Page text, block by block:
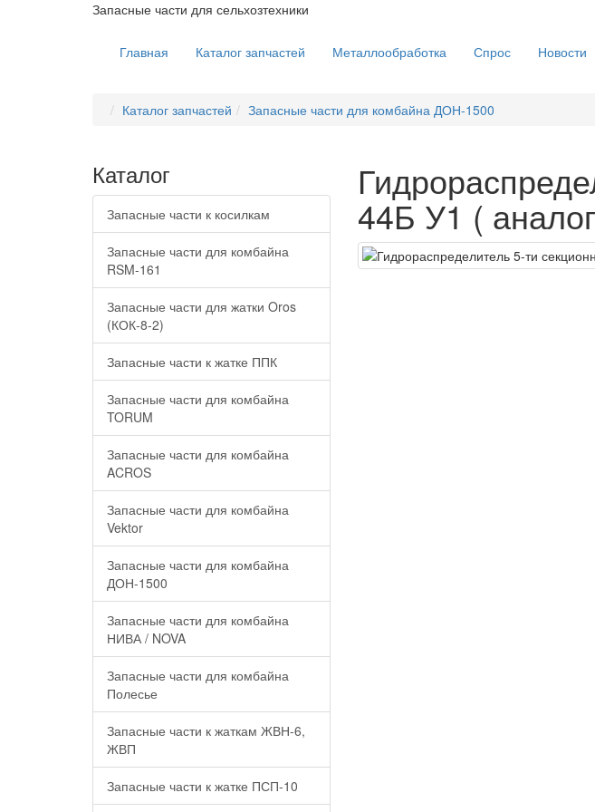
Запасные части для сельхозтехники
Главная Каталог запчастей Металлообработка Спрос Новости
Каталог запчастей Запасные части для комбайна ДОН-1500
Каталог
Запасные части к косилкам
Запасные части для комбайна
RSM-161
Запасные части для жатки Oros
(КОК-8-2)
Запасные части к жатке ППК
Запасные части для комбайна
TORUM
Запасные части для комбайна
ACROS
Запасные части для комбайна
Vektor
Запасные части для комбайна
ДОН-1500
Запасные части для комбайна
НИВА / NOVA
Запасные части для комбайна
Полесье
Запасные части к жаткам ЖВН-6,
ЖВП
Запасные части к жатке ПСП-10
44Б У1 (